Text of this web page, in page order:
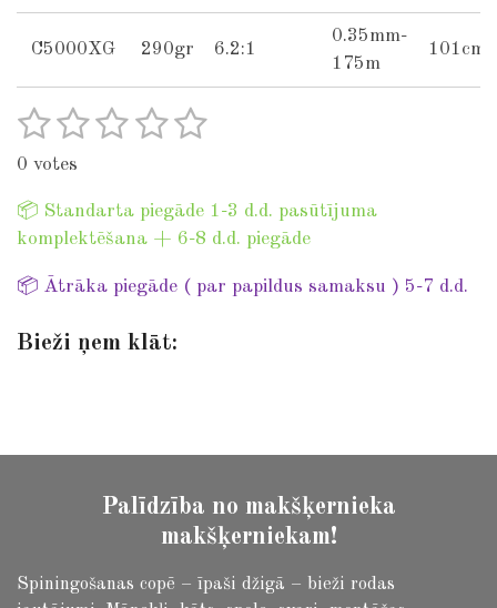
C5000XG 290gr 6.2:1
0.35mm-
175m
101cm
R
t
i
n
:
s
s
1
s
t
a
2
s
t
a
s
3
t
a
s
4
a
s
5
a
s
S
t
a
0 votes
📦 Standarta piegāde 1-3 d.d. pasūtījuma
komplektēšana + 6-8 d.d. piegāde
📦 Ātrāka piegāde ( par papildus samaksu ) 5-7 d.d.
Bieži ņem klāt:
Palīdzība no makšķernieka
makšķerniekam!
Spiningošanas copē – īpaši džigā – bieži rodas